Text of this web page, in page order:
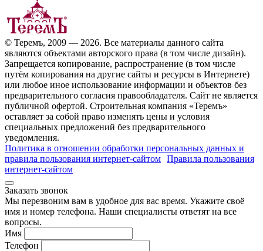
© Теремъ, 2009 — 2026. Все материалы данного сайта
являются объектами авторского права (в том числе дизайн).
Запрещается копирование, распространение (в том числе
путём копирования на другие сайты и ресурсы в Интернете)
или любое иное использование информации и объектов без
предварительного согласия правообладателя. Cайт не является
публичной офертой. Строительная компания «Теремъ»
оставляет за собой право изменять цены и условия
специальных предложений без предварительного
уведомления.
Политика в отношении обработки персональных данных и
правила пользования интернет-сайтом Правила пользования
интернет-сайтом
Заказать звонок
Мы перезвоним вам в удобное для вас время. Укажите своё
имя и номер телефона. Наши специалисты ответят на все
вопросы.
Имя
Телефон